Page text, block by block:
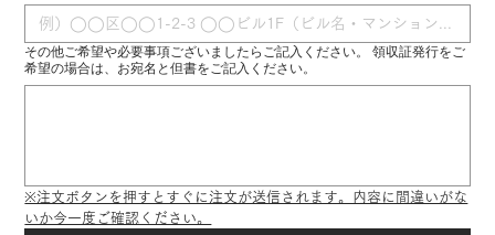
その他ご希望や必要事項ございましたらご記入ください。 領収証発行をご
希望の場合は、お宛名と但書をご記入ください。
※注文ボタンを押すとすぐに注文が送信されます。内容に間違いがな
いか今一度ご確認ください。